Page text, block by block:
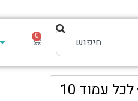
0
10 לכל עמוד